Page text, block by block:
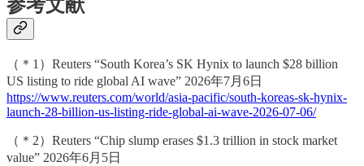
参考文献
（＊1）Reuters “South Korea’s SK Hynix to launch $28 billion
US listing to ride global AI wave” 2026年7月6日
https://www.reuters.com/world/asia-pacific/south-koreas-sk-hynix-
launch-28-billion-us-listing-ride-global-ai-wave-2026-07-06/
（＊2）Reuters “Chip slump erases $1.3 trillion in stock market
value” 2026年6月5日